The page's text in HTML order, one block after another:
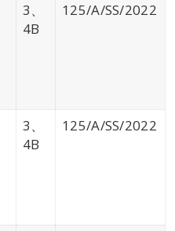
3、
4B
125/A/SS/2022
3、
4B
125/A/SS/2022